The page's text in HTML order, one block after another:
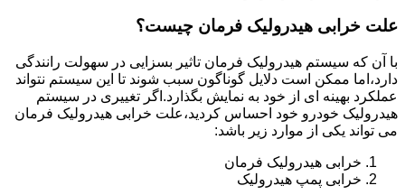
علت خرابی هیدرولیک فرمان چیست؟
با آن که سیستم هیدرولیک فرمان تاثیر بسزایی در سهولت رانندگی
دارد،اما ممکن است دلایل گوناگون سبب شوند تا این سیستم نتواند
عملکرد بهینه ای از خود به نمایش بگذارد.اگر تغییری در سیستم
هیدرولیک خودرو خود احساس کردید،علت خرابی هیدرولیک فرمان
می تواند یکی از موارد زیر باشد:
خرابی هیدرولیک فرمان
خرابی پمپ هیدرولیک